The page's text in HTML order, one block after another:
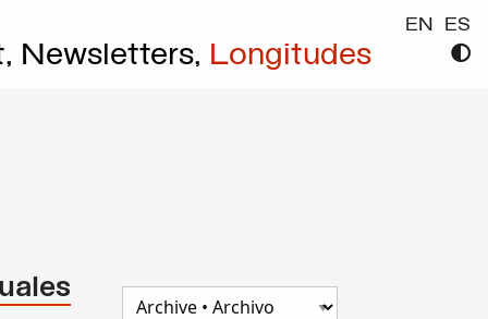
EN ES
Newsletters, Longitudes